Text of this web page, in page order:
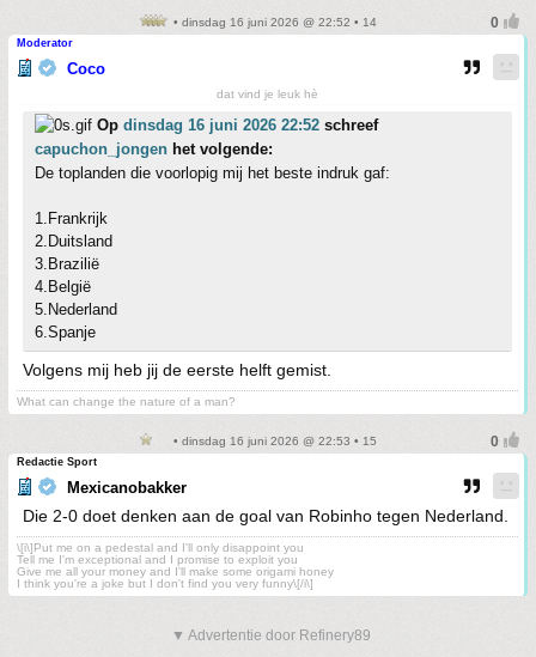
• dinsdag 16 juni 2026 @ 22:52 • 14
Moderator
Coco
dat vind je leuk hè
Op dinsdag 16 juni 2026 22:52 schreef
capuchon_jongen het volgende:
De toplanden die voorlopig mij het beste indruk gaf:
1.Frankrijk
2.Duitsland
3.Brazilië
4.België
5.Nederland
6.Spanje
Volgens mij heb jij de eerste helft gemist.
What can change the nature of a man?
• dinsdag 16 juni 2026 @ 22:53 • 15
Redactie Sport
Mexicanobakker
Die 2-0 doet denken aan de goal van Robinho tegen Nederland.
\[i\]Put me on a pedestal and I'll only disappoint you
Tell me I'm exceptional and I promise to exploit you
Give me all your money and I'll make some origami honey
I think you're a joke but I don't find you very funny\[/i\]
▼ Advertentie door Refinery89